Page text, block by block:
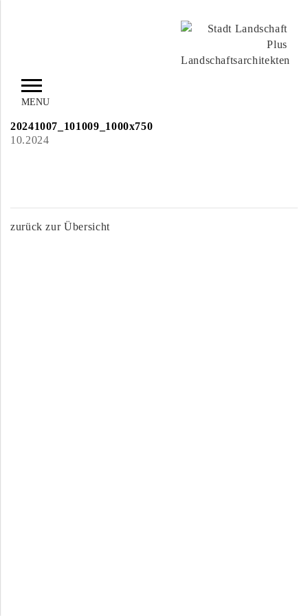
MENU
20241007_101009_1000x750
10.2024
zurück zur Übersicht